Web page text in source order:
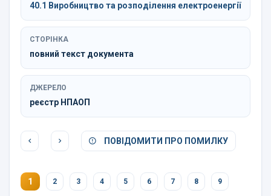
40.1 Виробництво та розподілення електроенергії
СТОРІНКА
повний текст документа
ДЖЕРЕЛО
реєстр НПАОП
ПОВІДОМИТИ ПРО ПОМИЛКУ
1 2 3 4 5 6 7 8 9